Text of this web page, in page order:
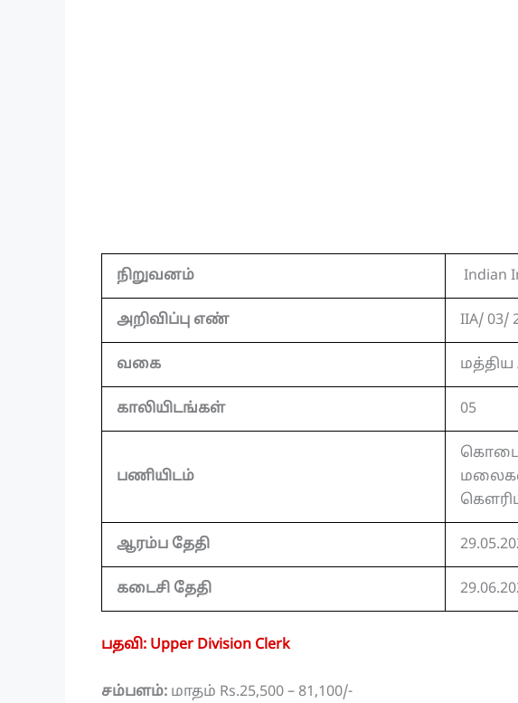
நிறுவனம் Indian
அறிவிப்பு எண் IIA/ 03/
வகை
காலியிடங்கள் 05
பணியிடம்
ஆரம்ப தேதி
கடைசி தேதி
பதவி: Upper Division Clerk
சம்பளம்: மாதம் Rs.25,500 – 81,100/-